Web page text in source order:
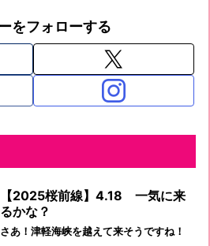
をフォローする
【2025桜前線】4.18 一気に来
るかな？
さあ！津軽海峡を越えて来そうですね！